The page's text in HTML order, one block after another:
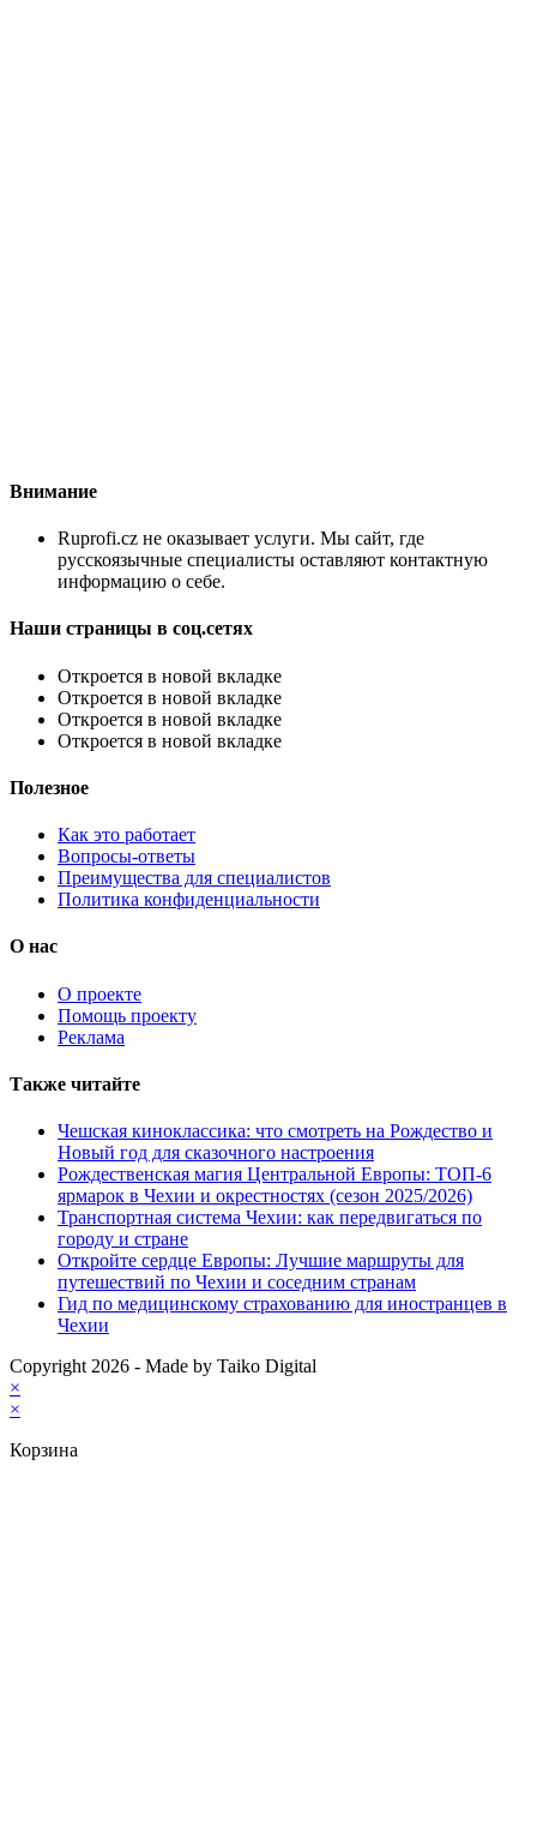
Внимание
Ruprofi.cz не оказывает услуги. Мы сайт, где
русскоязычные специалисты оставляют контактную
информацию о себе.
Наши страницы в соц.сетях
Откроется в новой вкладке
Откроется в новой вкладке
Откроется в новой вкладке
Откроется в новой вкладке
Полезное
Как это работает
Вопросы-ответы
Преимущества для специалистов
Политика конфиденциальности
О нас
О проекте
Помощь проекту
Реклама
Также читайте
Чешская киноклассика: что смотреть на Рождество и
Новый год для сказочного настроения
Рождественская магия Центральной Европы: ТОП-6
ярмарок в Чехии и окрестностях (сезон 2025/2026)
Транспортная система Чехии: как передвигаться по
городу и стране
Откройте сердце Европы: Лучшие маршруты для
путешествий по Чехии и соседним странам
Гид по медицинскому страхованию для иностранцев в
Чехии
Copyright 2026 - Made by Taiko Digital
×
×
Корзина